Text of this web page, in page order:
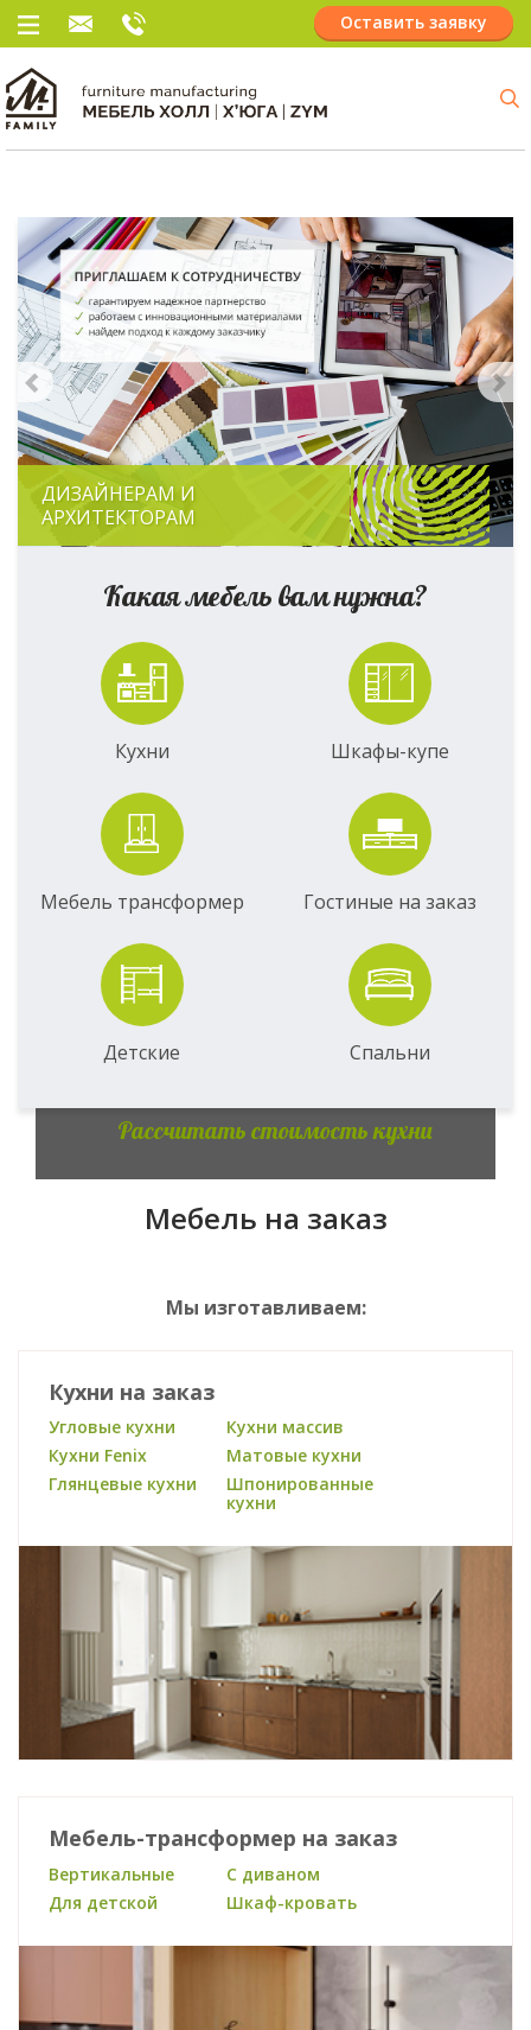
Оставить заявку
ДИЗАЙНЕРАМ И
АРХИТЕКТОРАМ
Какая мебель вам нужна?
Кухни Шкафы-купе
Мебель трансформер Гостиные на заказ
Детские Спальни
Рассчитать стоимость кухни
Мебель на заказ
Мы изготавливаем:
Кухни на заказ
Угловые кухни
Кухни массив
Кухни Fenix
Матовые кухни
Глянцевые кухни
Шпонированные
кухни
Мебель-трансформер на заказ
Вертикальные
С диваном
Для детской
Шкаф-кровать